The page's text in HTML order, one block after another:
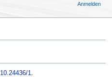
10.24436/1.
Anmelden